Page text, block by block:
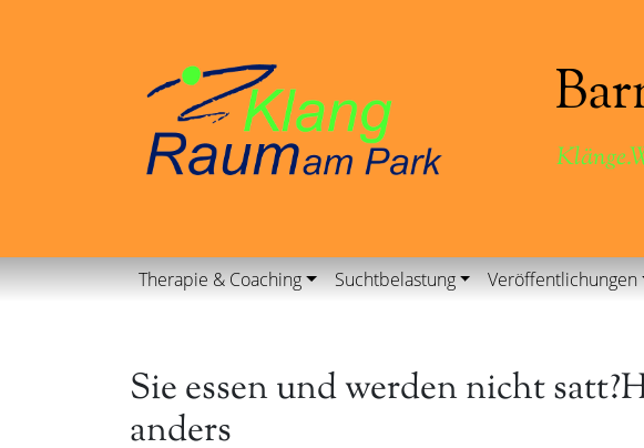
Therapie & Coaching Suchtbelastung Veröffentlichungen
Sie essen und werden nicht
anders